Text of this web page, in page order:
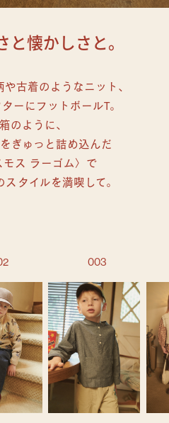
懐かしさと。
古着のようなニット、
ーにフットボールT。
のように、
ぎゅっと詰め込んだ
モス ラーゴム〉で
タイルを満喫して。
003